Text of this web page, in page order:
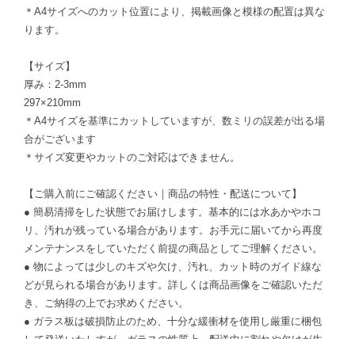
＊A4サイズへのカット位置により、掲載画像と模様の配置は異な
ります。
【サイズ】
厚み：2-3mm
297×210mm
＊A4サイズを基準にカットしていますが、数ミリの誤差が出る場
合がございます
＊サイズ変更やカットのご対応はできません。
【ご購入前にご確認ください｜商品の特性・配送について】
● 簡易清掃をした状態でお届けします。基本的には水あかやホコ
リ、汚れが残っている場合があります。お手元に届いてから再度
メンテナンスをしていただく前提の商品としてご理解ください。
● 物によっては少しのキズや欠け、汚れ、カット時のガイド線な
どが見られる場合があります。詳しくは商品画像をご確認いただ
き、ご納得の上でお求めください。
● ガラス板は破損防止のため、十分な緩衝材を使用し厳重に梱包